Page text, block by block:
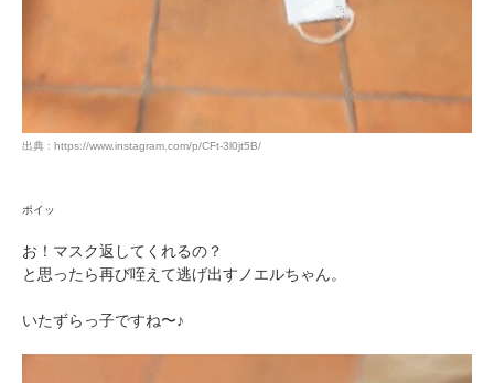
出典 : https://www.instagram.com/p/CFt-3l0jt5B/
ポイッ
お！マスク返してくれるの？
と思ったら再び咥えて逃げ出すノエルちゃん。
いたずらっ子ですね〜♪